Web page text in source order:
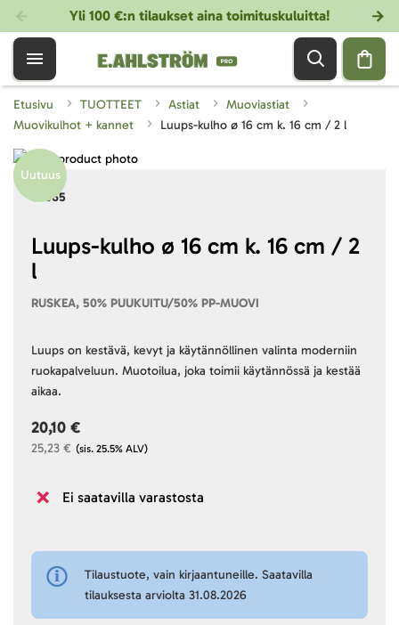
Yli 100 €:n tilaukset aina toimituskuluitta!
Etusivu TUOTTEET Astiat
Muoviastiat
Muovikulhot + kannet
Luups-kulho ø 16 cm k. 16 cm / 2 l
87665
Luups-kulho ø 16 cm k. 16 cm / 2
l
RUSKEA, 50% PUUKUITU/50% PP-MUOVI
Luups on kestävä, kevyt ja käytännöllinen valinta moderniin
ruokapalveluun. Muotoilua, joka toimii käytännössä ja kestää
aikaa.
(sis. 25.5% ALV)
25,23 €
20,10 €
Ei saatavilla varastosta
Tilaustuote, vain kirjaantuneille. Saatavilla
tilauksesta arviolta 31.08.2026
Uutuus
Skip
to
the
images
gallery
Skip
to
beginning
images